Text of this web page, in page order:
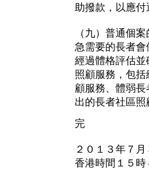
助撥款，以應付
（九）普通個
急需要的長者
經過體格評估
照顧服務，包
顧服務、體弱
出的長者社區
完
２０１３年７月
香港時間１５時